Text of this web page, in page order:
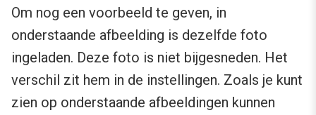
Om nog een voorbeeld te geven, in
onderstaande afbeelding is dezelfde foto
ingeladen. Deze foto is niet bijgesneden. Het
verschil zit hem in de instellingen. Zoals je kunt
zien op onderstaande afbeeldingen kunnen